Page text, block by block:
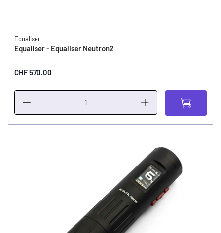
Equaliser
Equaliser - Equaliser Neutron2
CHF 570.00